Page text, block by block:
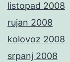
listopad 2008
rujan 2008
kolovoz 2008
srpanj 2008